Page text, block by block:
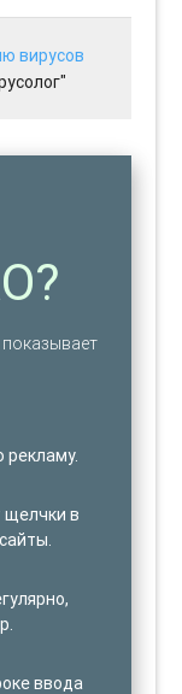
вирусов
показывает
щелчки в
ввода